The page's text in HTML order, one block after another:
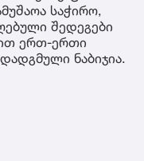
საჭირო,
შედეგები
ერთ-ერთი
ნაბიჯია.